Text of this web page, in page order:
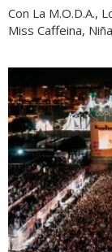
Con La M.O.D.A.,
Miss Caffeina,